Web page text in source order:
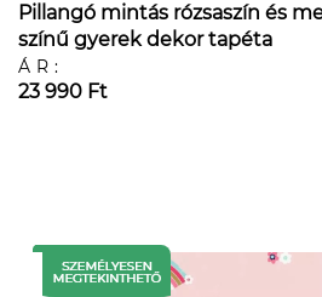
Pillangó mintás rózsaszín és
színű gyerek dekor tapéta
ÁR:
23 990 Ft